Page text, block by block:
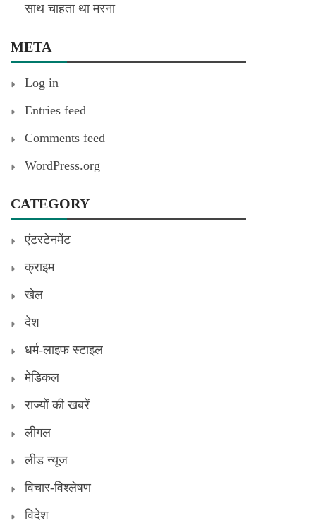
साथ चाहता था मरना
META
Log in
Entries feed
Comments feed
WordPress.org
CATEGORY
एंटरटेनमेंट
क्राइम
खेल
देश
धर्म-लाइफ स्टाइल
मेडिकल
राज्यों की खबरें
लीगल
लीड न्यूज
विचार-विश्लेषण
विदेश